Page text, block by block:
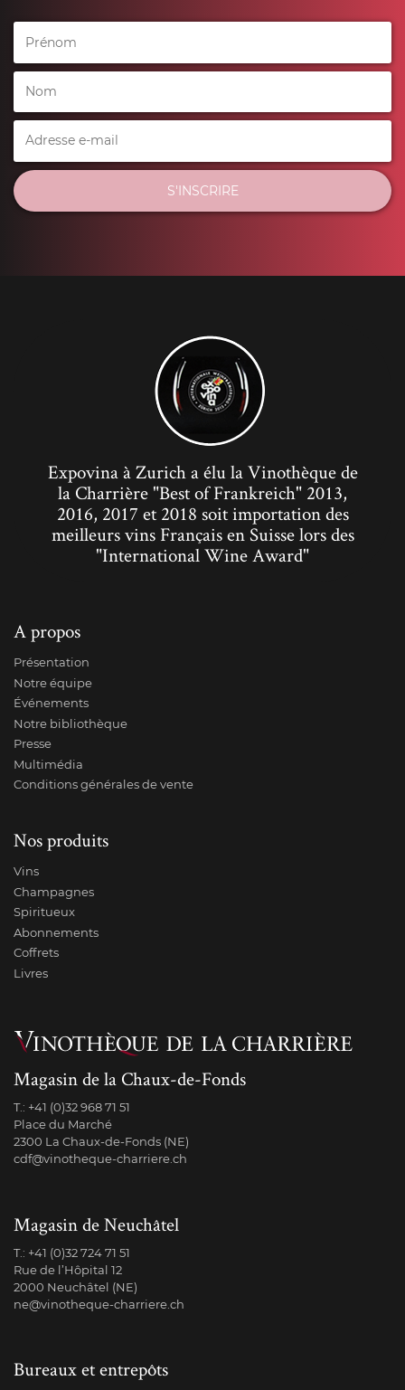
S'INSCRIRE
Expovina à Zurich a élu la Vinothèque de
la Charrière "Best of Frankreich" 2013,
2016, 2017 et 2018 soit importation des
meilleurs vins Français en Suisse lors des
"International Wine Award"
A propos
Présentation
Notre équipe
Événements
Notre bibliothèque
Presse
Multimédia
Conditions générales de vente
Nos produits
Vins
Champagnes
Spiritueux
Abonnements
Coffrets
Livres
Magasin de la Chaux-de-Fonds
T.: +41 (0)32 968 71 51
Place du Marché
2300 La Chaux-de-Fonds (NE)
cdf@vinotheque-charriere.ch
Magasin de Neuchâtel
T.: +41 (0)32 724 71 51
Rue de l’Hôpital 12
2000 Neuchâtel (NE)
ne@vinotheque-charriere.ch
Bureaux et entrepôts